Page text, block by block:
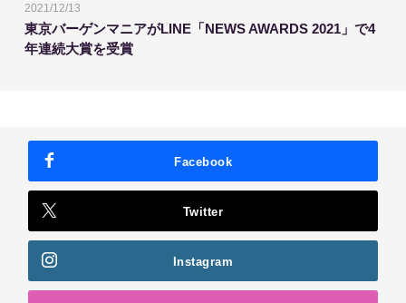
2021/12/13
東京バーゲンマニアがLINE「NEWS AWARDS 2021」で4
年連続大賞を受賞
Facebook
Twitter
Instagram